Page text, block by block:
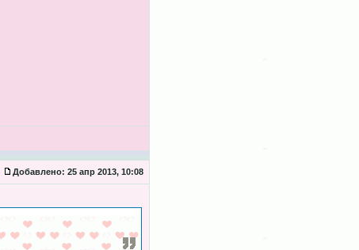
Добавлено: 25 апр 2013, 10:08